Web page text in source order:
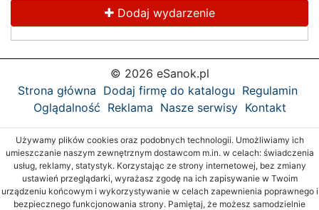
Dodaj wydarzenie
© 2026 eSanok.pl
Strona główna Dodaj firmę do katalogu Regulamin
Oglądalność Reklama Nasze serwisy Kontakt
Używamy plików cookies oraz podobnych technologii. Umożliwiamy ich
umieszczanie naszym zewnętrznym dostawcom m.in. w celach: świadczenia
usług, reklamy, statystyk. Korzystając ze strony internetowej, bez zmiany
ustawień przeglądarki, wyrażasz zgodę na ich zapisywanie w Twoim
urządzeniu końcowym i wykorzystywanie w celach zapewnienia poprawnego i
bezpiecznego funkcjonowania strony. Pamiętaj, że możesz samodzielnie